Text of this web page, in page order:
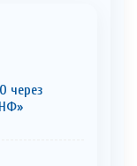
через